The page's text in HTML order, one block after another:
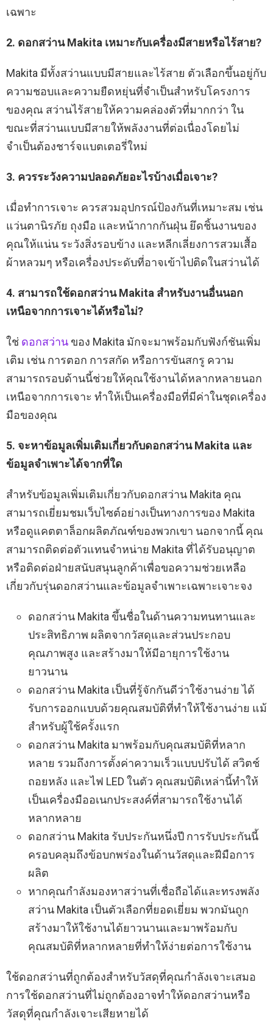
เฉพาะ
2. ดอกสว่าน Makita เหมาะกับเครื่องมีสายหรือไร้สาย?
Makita มีทั้งสว่านแบบมีสายและไร้สาย ตัวเลือกขึ้นอยู่กับ
ความชอบและความยืดหยุ่นที่จำเป็นสำหรับโครงการ
ของคุณ สว่านไร้สายให้ความคล่องตัวที่มากกว่า ใน
ขณะที่สว่านแบบมีสายให้พลังงานที่ต่อเนื่องโดยไม่
จำเป็นต้องชาร์จแบตเตอรี่ใหม่
3. ควรระวังความปลอดภัยอะไรบ้างเมื่อเจาะ?
เมื่อทำการเจาะ ควรสวมอุปกรณ์ป้องกันที่เหมาะสม เช่น
แว่นตานิรภัย ถุงมือ และหน้ากากกันฝุ่น ยึดชิ้นงานของ
คุณให้แน่น ระวังสิ่งรอบข้าง และหลีกเลี่ยงการสวมเสื้อ
ผ้าหลวมๆ หรือเครื่องประดับที่อาจเข้าไปติดในสว่านได้
4. สามารถใช้ดอกสว่าน Makita สำหรับงานอื่นนอก
เหนือจากการเจาะได้หรือไม่?
ใช่ ดอกสว่าน ของ Makita มักจะมาพร้อมกับฟังก์ชันเพิ่ม
เติม เช่น การตอก การสกัด หรือการขันสกรู ความ
สามารถรอบด้านนี้ช่วยให้คุณใช้งานได้หลากหลายนอก
เหนือจากการเจาะ ทำให้เป็นเครื่องมือที่มีค่าในชุดเครื่อง
มือของคุณ
5. จะหาข้อมูลเพิ่มเติมเกี่ยวกับดอกสว่าน Makita และ
ข้อมูลจำเพาะได้จากที่ใด
สำหรับข้อมูลเพิ่มเติมเกี่ยวกับดอกสว่าน Makita คุณ
สามารถเยี่ยมชมเว็บไซต์อย่างเป็นทางการของ Makita
หรือดูแคตตาล็อกผลิตภัณฑ์ของพวกเขา นอกจากนี้ คุณ
สามารถติดต่อตัวแทนจำหน่าย Makita ที่ได้รับอนุญาต
หรือติดต่อฝ่ายสนับสนุนลูกค้าเพื่อขอความช่วยเหลือ
เกี่ยวกับรุ่นดอกสว่านและข้อมูลจำเพาะเฉพาะเจาะจง
ดอกสว่าน Makita ขึ้นชื่อในด้านความทนทานและ
ประสิทธิภาพ ผลิตจากวัสดุและส่วนประกอบ
คุณภาพสูง และสร้างมาให้มีอายุการใช้งาน
ยาวนาน
ดอกสว่าน Makita เป็นที่รู้จักกันดีว่าใช้งานง่าย ได้
รับการออกแบบด้วยคุณสมบัติที่ทำให้ใช้งานง่าย แม้
สำหรับผู้ใช้ครั้งแรก
ดอกสว่าน Makita มาพร้อมกับคุณสมบัติที่หลาก
หลาย รวมถึงการตั้งค่าความเร็วแบบปรับได้ สวิตช์
ถอยหลัง และไฟ LED ในตัว คุณสมบัติเหล่านี้ทำให้
เป็นเครื่องมืออเนกประสงค์ที่สามารถใช้งานได้
หลากหลาย
ดอกสว่าน Makita รับประกันหนึ่งปี การรับประกันนี้
ครอบคลุมถึงข้อบกพร่องในด้านวัสดุและฝีมือการ
ผลิต
หากคุณกำลังมองหาสว่านที่เชื่อถือได้และทรงพลัง
สว่าน Makita เป็นตัวเลือกที่ยอดเยี่ยม พวกมันถูก
สร้างมาให้ใช้งานได้ยาวนานและมาพร้อมกับ
คุณสมบัติที่หลากหลายที่ทำให้ง่ายต่อการใช้งาน
ใช้ดอกสว่านที่ถูกต้องสำหรับวัสดุที่คุณกำลังเจาะเสมอ
การใช้ดอกสว่านที่ไม่ถูกต้องอาจทำให้ดอกสว่านหรือ
วัสดุที่คุณกำลังเจาะเสียหายได้